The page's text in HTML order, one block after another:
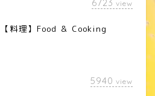
6723 view
【料理】Food ＆ Cooking
5940 view